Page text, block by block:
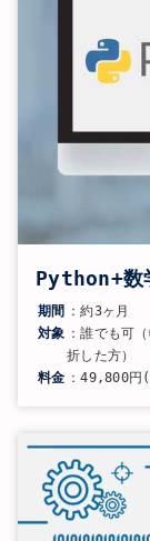
Python+数
期間 ：約3ヶ月
対象 ：誰でも可
折した方）
料金 ：49,800円